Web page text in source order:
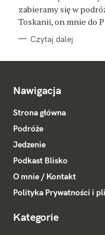
E
zabieramy się w
Toskanii, on mnie do
Czytaj dalej
Nawigacja
Strona główna
Podróże
Jedzenie
Podkast Blisko
O mnie / Kontakt
Polityka Prywatności i
Kategorie